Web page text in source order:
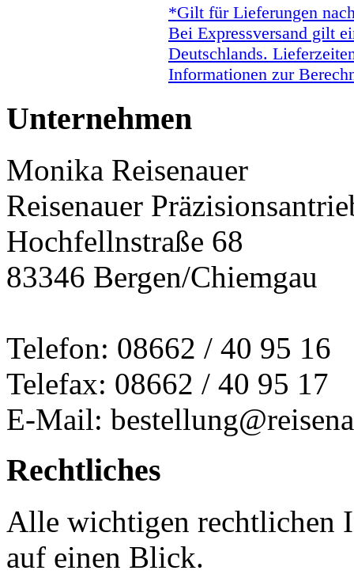
*Gilt für Lieferungen
Bei Expressversand gilt
Deutschlands.
Informationen zur
Unternehmen
Monika Reisenauer
Reisenauer
Hochfellnstraße 68
83346 Bergen/Chiemgau
Telefon: 08662 / 40 95 16
Telefax: 08662 / 40 95 17
E-Mail:
Rechtliches
Alle wichtigen rechtlichen
auf einen Blick.